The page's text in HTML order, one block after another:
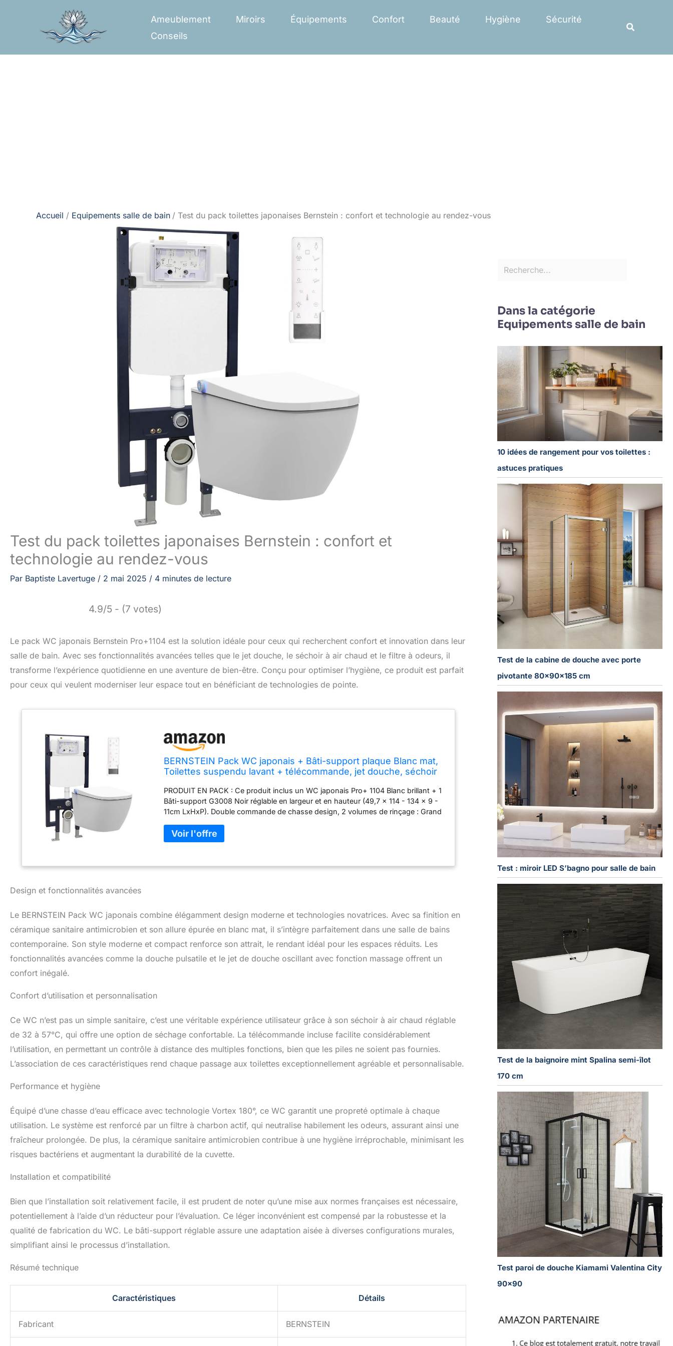
Ameublement Miroirs Équipements Confort Beauté Hygiène
Sécurité
Conseils
Accueil Equipements salle de bain Test du pack toilettes japonaises Bernstein : confort et technologie au rendez-vous
Test du pack toilettes japonaises Bernstein : confort et
technologie au rendez-vous
Par Baptiste Lavertuge / 2 mai 2025 / 4 minutes de lecture
4.9/5 - (7 votes)
Le pack WC japonais Bernstein Pro+1104 est la solution idéale pour ceux qui recherchent confort et innovation dans leur
salle de bain. Avec ses fonctionnalités avancées telles que le jet douche, le séchoir à air chaud et le filtre à odeurs, il
transforme l’expérience quotidienne en une aventure de bien-être. Conçu pour optimiser l’hygiène, ce produit est parfait
pour ceux qui veulent moderniser leur espace tout en bénéficiant de technologies de pointe.
BERNSTEIN Pack WC japonais + Bâti-support plaque Blanc mat,
Toilettes suspendu lavant + télécommande, jet douche, séchoir
59x38x38cm, Pro+1104
PRODUIT EN PACK : Ce produit inclus un WC japonais Pro+ 1104 Blanc brillant + 1
Bâti-support G3008 Noir réglable en largeur et en hauteur (49,7 x 114 - 134 x 9 -
11cm LxHxP). Double commande de chasse design, 2 volumes de rinçage : Grand
d'installation pré-mur sont inclus. Choisissez votre plaque de chasse en
déclinaison produit pour un design unique. DESIGN ÉLÉGANT : Ce WC japonais
un design moderne et épuré. Ses dimensions compactes (38,4 x 59,3 x 38 cm)
Séchage à air chaud (réglable sur 5 niveaux) et filtre à charbon anti-odeur sont
intégrés et contrôlable via la télécommande et le bouton latéral. Fonction de
: La buse en acier inoxydable antibactérien se nettoie automatiquement avant et
après chaque usage. Chasse d’eau Vortex à 180° assure un rinçage efficace et
une mise en service rapide, côté eau et électricité.
Design et fonctionnalités avancées
Le BERNSTEIN Pack WC japonais combine élégamment design moderne et technologies novatrices. Avec sa finition en
céramique sanitaire antimicrobien et son allure épurée en blanc mat, il s’intègre parfaitement dans une salle de bains
contemporaine. Son style moderne et compact renforce son attrait, le rendant idéal pour les espaces réduits. Les
fonctionnalités avancées comme la douche pulsatile et le jet de douche oscillant avec fonction massage offrent un
confort inégalé.
Confort d’utilisation et personnalisation
Ce WC n’est pas un simple sanitaire, c’est une véritable expérience utilisateur grâce à son séchoir à air chaud réglable
de 32 à 57°C, qui offre une option de séchage confortable. La télécommande incluse facilite considérablement
l’utilisation, en permettant un contrôle à distance des multiples fonctions, bien que les piles ne soient pas fournies.
L’association de ces caractéristiques rend chaque passage aux toilettes exceptionnellement agréable et personnalisable.
Performance et hygiène
Équipé d’une chasse d’eau efficace avec technologie Vortex 180°, ce WC garantit une propreté optimale à chaque
utilisation. Le système est renforcé par un filtre à charbon actif, qui neutralise habilement les odeurs, assurant ainsi une
fraîcheur prolongée. De plus, la céramique sanitaire antimicrobien contribue à une hygiène irréprochable, minimisant les
risques bactériens et augmentant la durabilité de la cuvette.
Installation et compatibilité
Bien que l’installation soit relativement facile, il est prudent de noter qu’une mise aux normes françaises est nécessaire,
potentiellement à l’aide d’un réducteur pour l’évaluation. Ce léger inconvénient est compensé par la robustesse et la
qualité de fabrication du WC. Le bâti-support réglable assure une adaptation aisée à diverses configurations murales,
simplifiant ainsi le processus d’installation.
Résumé technique
Caractéristiques Détails
Fabricant BERNSTEIN
Dans la catégorie
Equipements salle de bain
10 idées de rangement pour vos toilettes :
astuces pratiques
Test de la cabine de douche avec porte
pivotante 80x90x185 cm
Test : miroir LED S’bagno pour salle de bain
Test de la baignoire mint Spalina semi-îlot
170 cm
Test paroi de douche Kiamami Valentina City
90×90